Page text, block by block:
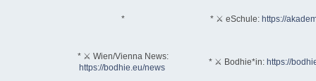
* * ⚔ eSchule: https://
* ⚔ Wien/Vienna News:
https://bodhie.eu/news
* ⚔ Bodhie*in: https://